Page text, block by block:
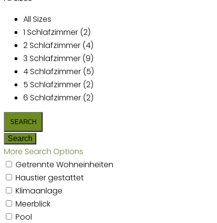
All Sizes
1 Schlafzimmer (2)
2 Schlafzimmer (4)
3 Schlafzimmer (9)
4 Schlafzimmer (5)
5 Schlafzimmer (2)
6 Schlafzimmer (2)
More Search Options
Getrennte Wohneinheiten
Haustier gestattet
Klimaanlage
Meerblick
Pool